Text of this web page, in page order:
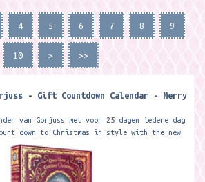
4 5 6 7 8 9
10 > >>
- Gift Countdown Calendar - Merry
van Gorjuss met voor 25 dagen iedere dag
down to Christmas in style with the new